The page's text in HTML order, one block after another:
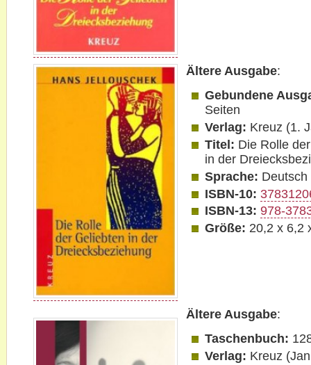
Ältere Ausgabe:
Gebundene
Seiten
Verlag: Kreuz (1.
Titel: Die Rolle
in der
Sprache: Deutsch
ISBN-10:
ISBN-13: 978-
Größe: 20,2 x 6,2
Ältere Ausgabe:
Taschenbuch:
Verlag: Kreuz